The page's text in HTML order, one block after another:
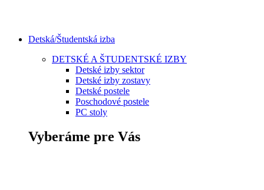
Detská/Študentská izba
DETSKÉ A ŠTUDENTSKÉ IZBY
Detské izby sektor
Detské izby zostavy
Detské postele
Poschodové postele
PC stoly
Vyberáme pre Vás